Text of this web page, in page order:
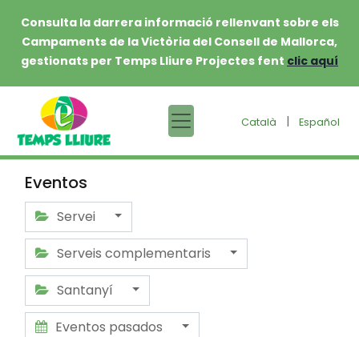
Consulta la darrera informació rellenvant sobre els
Campaments de la Victòria del Consell de Mallorca,
gestionats per Temps Lliure Projectes fent clic aquí
Català | Español
Eventos
Servei
Serveis complementaris
Santanyí
Eventos pasados